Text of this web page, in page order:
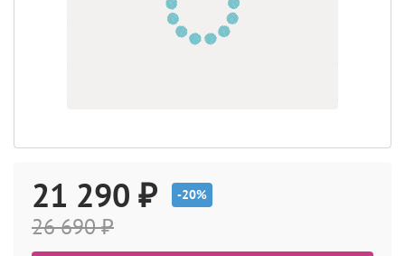
21 290 ₽
26 690 ₽
-20%